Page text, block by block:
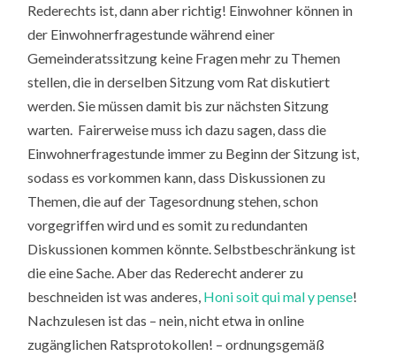
Rederechts ist, dann aber richtig! Einwohner können in
der Einwohnerfragestunde während einer
Gemeinderatssitzung keine Fragen mehr zu Themen
stellen, die in derselben Sitzung vom Rat diskutiert
werden. Sie müssen damit bis zur nächsten Sitzung
warten. Fairerweise muss ich dazu sagen, dass die
Einwohnerfragestunde immer zu Beginn der Sitzung ist,
sodass es vorkommen kann, dass Diskussionen zu
Themen, die auf der Tagesordnung stehen, schon
vorgegriffen wird und es somit zu redundanten
Diskussionen kommen könnte. Selbstbeschränkung ist
die eine Sache. Aber das Rederecht anderer zu
beschneiden ist was anderes, Honi soit qui mal y pense!
Nachzulesen ist das – nein, nicht etwa in online
zugänglichen Ratsprotokollen! – ordnungsgemäß